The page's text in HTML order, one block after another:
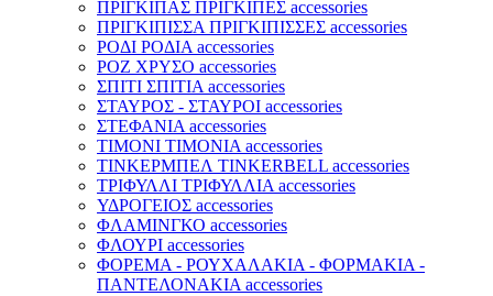
ΠΡΙΓΚΙΠΑΣ ΠΡΙΓΚΙΠΕΣ accessories
ΠΡΙΓΚΙΠΙΣΣΑ ΠΡΙΓΚΙΠΙΣΣΕΣ accessories
ΡΟΔΙ ΡΟΔΙΑ accessories
ΡΟΖ ΧΡΥΣΟ accessories
ΣΠΙΤΙ ΣΠΙΤΙΑ accessories
ΣΤΑΥΡΟΣ - ΣΤΑΥΡΟΙ accessories
ΣΤΕΦΑΝΙΑ accessories
ΤΙΜΟΝΙ ΤΙΜΟΝΙΑ accessories
ΤΙΝΚΕΡΜΠΕΛ TINKERBELL accessories
ΤΡΙΦΥΛΛΙ ΤΡΙΦΥΛΛΙΑ accessories
ΥΔΡΟΓΕΙΟΣ accessories
ΦΛΑΜΙΝΓΚΟ accessories
ΦΛΟΥΡΙ accessories
ΦΟΡΕΜΑ - ΡΟΥΧΑΛΑΚΙΑ - ΦΟΡΜΑΚΙΑ -
ΠΑΝΤΕΛΟΝΑΚΙΑ accessories